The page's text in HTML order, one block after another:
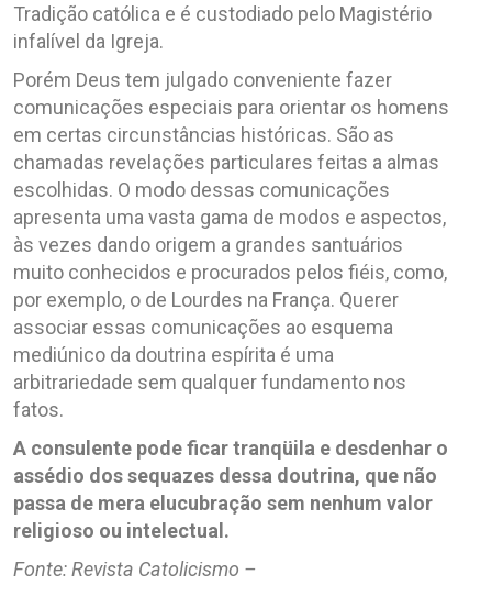
Tradição católica e é custodiado pelo Magistério
infalível da Igreja.
Porém Deus tem julgado conveniente fazer
comunicações especiais para orientar os homens
em certas circunstâncias históricas. São as
chamadas revelações particulares feitas a almas
escolhidas. O modo dessas comunicações
apresenta uma vasta gama de modos e aspectos,
às vezes dando origem a grandes santuários
muito conhecidos e procurados pelos fiéis, como,
por exemplo, o de Lourdes na França. Querer
associar essas comunicações ao esquema
mediúnico da doutrina espírita é uma
arbitrariedade sem qualquer fundamento nos
fatos.
A consulente pode ficar tranqüila e desdenhar o
assédio dos sequazes dessa doutrina, que não
passa de mera elucubração sem nenhum valor
religioso ou intelectual.
Fonte: Revista Catolicismo –